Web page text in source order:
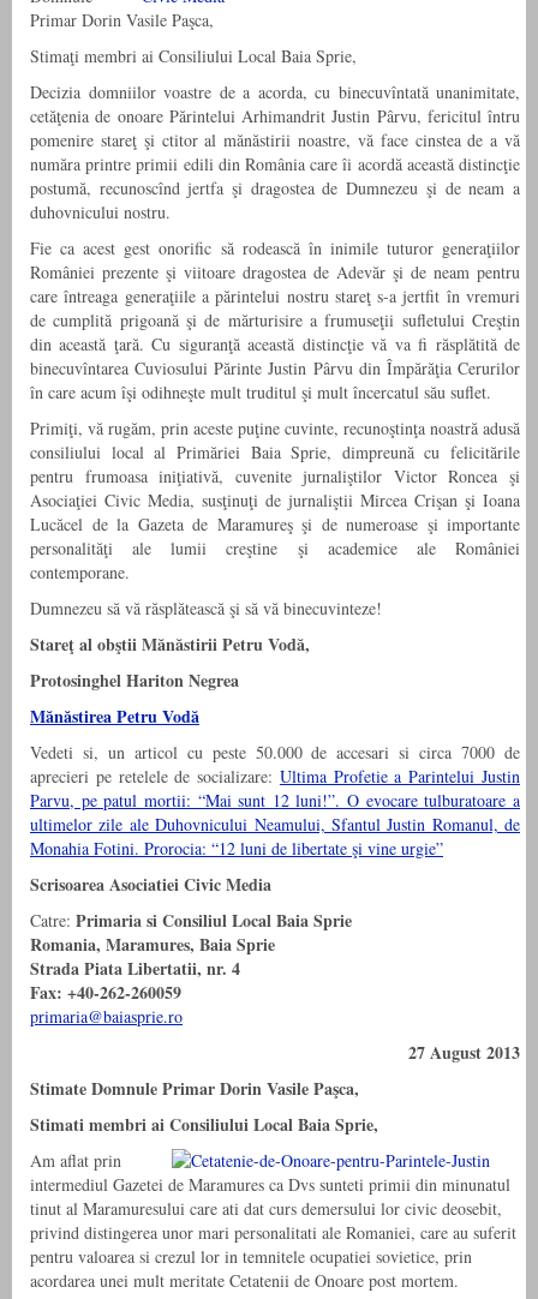
Primar Dorin Vasile Paşca,
Stimaţi membri ai Consiliului Local Baia Sprie,
Decizia domniilor voastre de a acorda, cu binecuvîntată unanimitate,
cetăţenia de onoare Părintelui Arhimandrit Justin Pârvu, fericitul întru
pomenire stareţ şi ctitor al mănăstirii noastre, vă face cinstea de a vă
număra printre primii edili din România care îi acordă această distincţie
postumă, recunoscînd jertfa şi dragostea de Dumnezeu şi de neam a
duhovnicului nostru.
Fie ca acest gest onorific să rodească în inimile tuturor generaţiilor
României prezente şi viitoare dragostea de Adevăr şi de neam pentru
care întreaga generaţiile a părintelui nostru stareţ s-a jertfit în vremuri
de cumplită prigoană şi de mărturisire a frumuseţii sufletului Creştin
din această ţară. Cu siguranţă această distincţie vă va fi răsplătită de
binecuvîntarea Cuviosului Părinte Justin Pârvu din Împărăţia Cerurilor
în care acum îşi odihneşte mult truditul şi mult încercatul său suflet.
Primiţi, vă rugăm, prin aceste puţine cuvinte, recunoştinţa noastră adusă
consiliului local al Primăriei Baia Sprie, dimpreună cu felicitările
pentru frumoasa iniţiativă, cuvenite jurnaliştilor Victor Roncea şi
Asociaţiei Civic Media, susţinuţi de jurnaliştii Mircea Crişan şi Ioana
Lucăcel de la Gazeta de Maramureş şi de numeroase şi importante
personalităţi ale lumii creştine şi academice ale României
contemporane.
Dumnezeu să vă răsplătească şi să vă binecuvinteze!
Stareţ al obştii Mănăstirii Petru Vodă,
Protosinghel Hariton Negrea
Mănăstirea Petru Vodă
Vedeti si, un articol cu peste 50.000 de accesari si circa 7000 de
aprecieri pe retelele de socializare: Ultima Profetie a Parintelui Justin
Parvu, pe patul mortii: “Mai sunt 12 luni!”. O evocare tulburatoare a
ultimelor zile ale Duhovnicului Neamului, Sfantul Justin Romanul, de
Monahia Fotini. Prorocia: “12 luni de libertate şi vine urgie”
Scrisoarea Asociatiei Civic Media
Catre: Primaria si Consiliul Local Baia Sprie
Romania, Maramures, Baia Sprie
Strada Piata Libertatii, nr. 4
Fax: +40-262-260059
primaria@baiasprie.ro
27 August 2013
Stimate Domnule Primar Dorin Vasile Paşca,
Stimati membri ai Consiliului Local Baia Sprie,
Am aflat prin
intermediul Gazetei de Maramures ca Dvs sunteti primii din minunatul
tinut al Maramuresului care ati dat curs demersului lor civic deosebit,
privind distingerea unor mari personalitati ale Romaniei, care au suferit
pentru valoarea si crezul lor in temnitele ocupatiei sovietice, prin
acordarea unei mult meritate Cetatenii de Onoare post mortem.